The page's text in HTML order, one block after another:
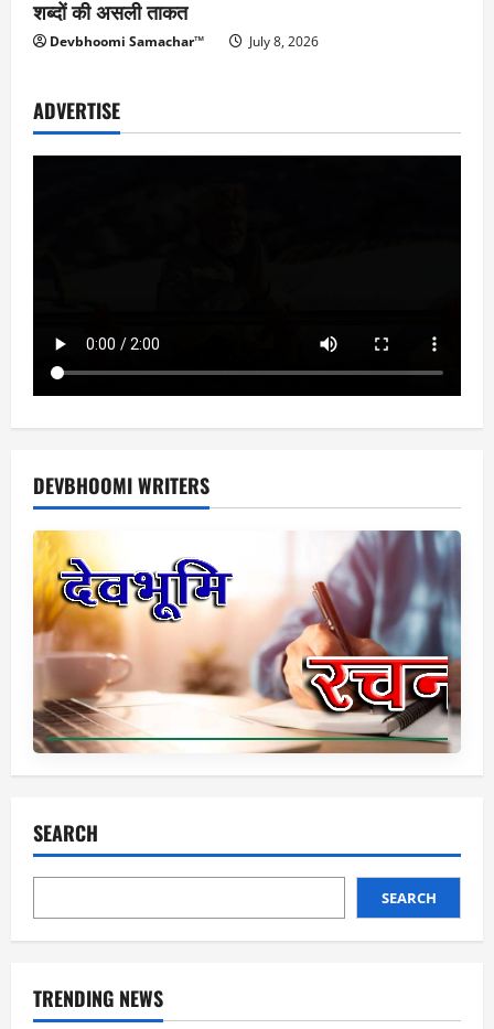
शब्दों की असली ताकत
Devbhoomi Samachar™ July 8, 2026
ADVERTISE
DEVBHOOMI WRITERS
SEARCH
SEARCH
TRENDING NEWS